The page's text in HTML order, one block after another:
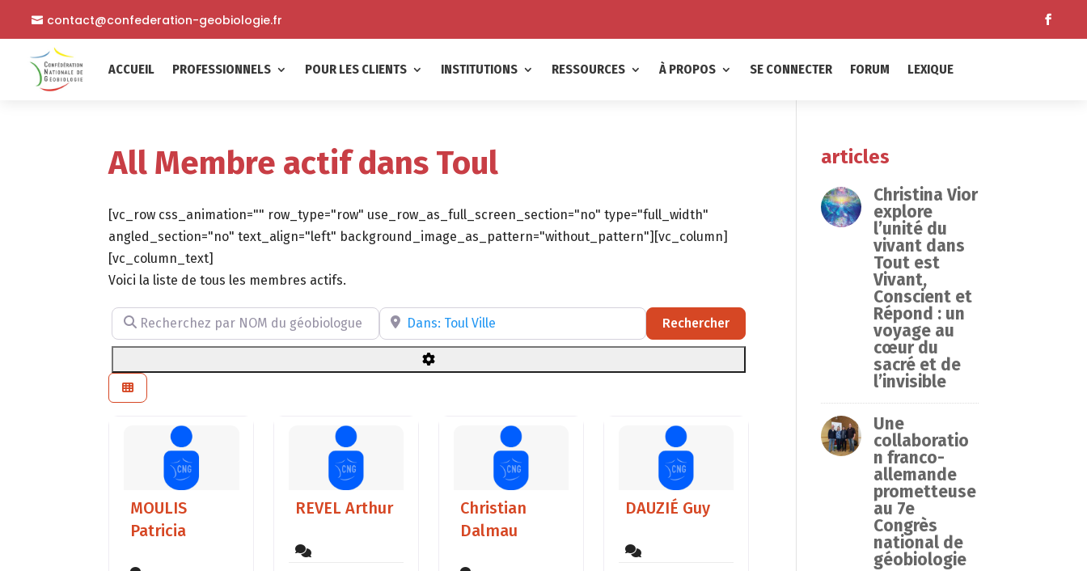
contact@confederation-geobiologie.fr
ACCUEIL PROFESSIONNELS POUR LES CLIENTS INSTITUTIONS RESSOURCES À PROPOS SE CONNECTER FORUM LEXIQUE
All Membre actif dans Toul
[vc_row css_animation="" row_type="row" use_row_as_full_screen_section="no" type="full_width"
angled_section="no" text_align="left" background_image_as_pattern="without_pattern"][vc_column]
[vc_column_text]
Voici la liste de tous les membres actifs.
Recherchez par NOM du géobiologue (facultatif)Recherchez par RÉGION, DÉPARTEMENT ou VILLERechercherRechercher
MOULIS
Patricia
REVEL Arthur
Christian
Dalmau
DAUZIÉ Guy
articles
Christina Vior
explore
l’unité du
vivant dans
Tout est
Vivant,
Conscient et
Répond : un
voyage au
cœur du
sacré et de
l’invisible
Une
collaboratio
n franco-
allemande
prometteuse
au 7e
Congrès
national de
géobiologie